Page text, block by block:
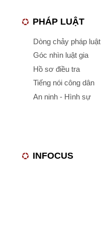
PHÁP LUẬT
Dòng chảy pháp luật
Góc nhìn luật gia
Hồ sơ điều tra
Tiếng nói công dân
An ninh - Hình sự
INFOCUS